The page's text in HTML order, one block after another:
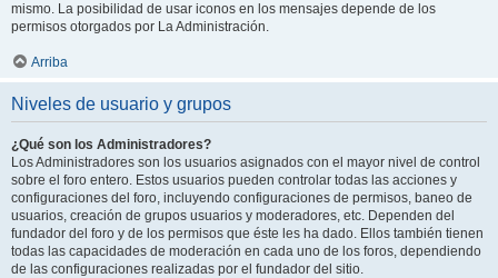
mismo. La posibilidad de usar iconos en los mensajes depende de los
permisos otorgados por La Administración.
Arriba
Niveles de usuario y grupos
¿Qué son los Administradores?
Los Administradores son los usuarios asignados con el mayor nivel de control
sobre el foro entero. Estos usuarios pueden controlar todas las acciones y
configuraciones del foro, incluyendo configuraciones de permisos, baneo de
usuarios, creación de grupos usuarios y moderadores, etc. Dependen del
fundador del foro y de los permisos que éste les ha dado. Ellos también tienen
todas las capacidades de moderación en cada uno de los foros, dependiendo
de las configuraciones realizadas por el fundador del sitio.